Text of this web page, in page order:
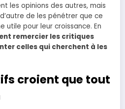
les opinions des autres, mais
de les pénétrer que ce
utile pour leur croissance. En
remercier les critiques
celles qui cherchent à les
croient que tout